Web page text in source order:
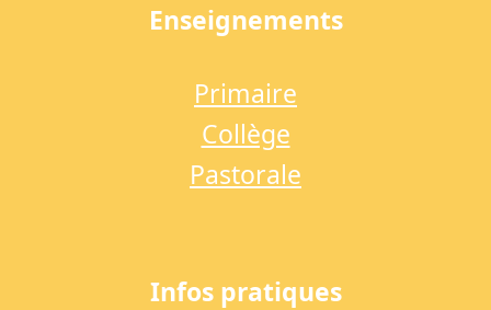
Enseignements
Primaire
Collège
Pastorale
Infos pratiques